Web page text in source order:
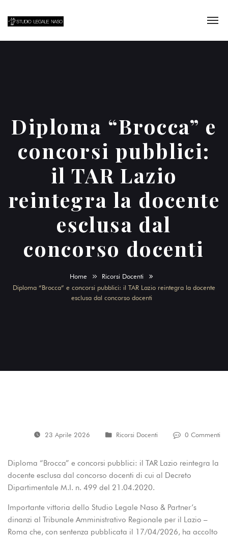
Diploma “Brocca” e
concorsi pubblici:
il TAR Lazio
reintegra la docente
esclusa dal
concorso docenti
Home
Ricorsi Docenti
Diploma “Brocca” e concorsi pubblici: il TAR Lazio reintegra la docente
esclusa dal concorso docenti
23 Aprile 2026 Ricorsi Docenti 0 Commenti
Diploma “Brocca” e concorsi pubblici: il TAR Lazio reintegra la
docente esclusa dal concorso docenti di cui al Decreto
Dipartimentale M.I. n. 499 del 21.04.2020.
Importante vittoria dello Studio Legale Naso & Partner’s
dinanzi al Tribunale Amministrativo Regionale per il Lazio –
Roma che, con sentenza pubblicata il 17/04/2026, ha accolto